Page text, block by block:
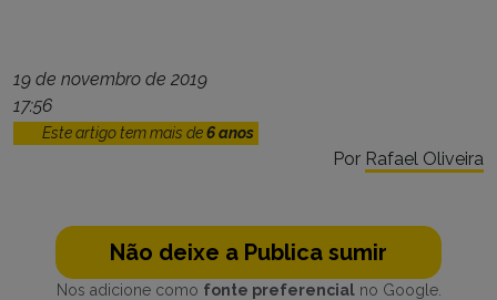
19 de novembro de 2019
17:56
Este artigo tem mais de6 anos
Por Rafael Oliveira
Não deixe a Publica sumir
Nos adicione como fonte preferencialno Google.